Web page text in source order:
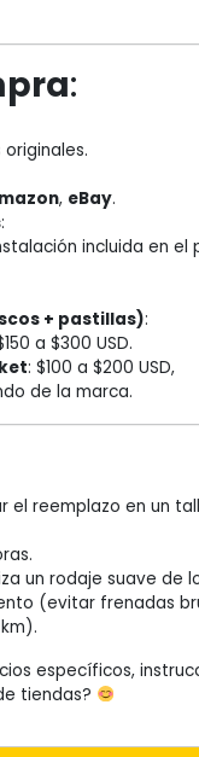
:
, eBay.
:
incluida en el
+ pastillas):
a $300 USD.
: $100 a $200 USD,
de la marca.
el reemplazo en un
un rodaje suave de
(evitar frenadas
específicos,
tiendas?